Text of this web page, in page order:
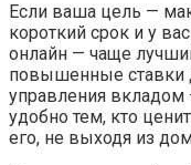
Если ваша цель —
короткий срок и у
онлайн — чаще
повышенные ставки
управления
удобно тем, кто
его, не выходя из